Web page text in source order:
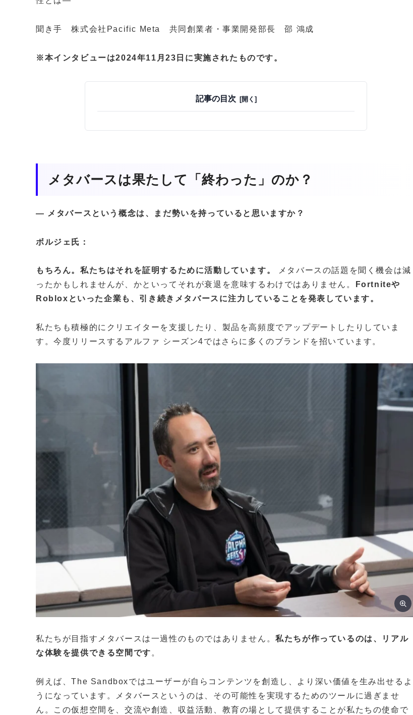
聞き手 株式会社Pacific Meta 共同創業者・事業開発部長 邵 鴻成
※本インタビューは2024年11月23日に実施されたものです。
記事の目次
メタバースは果たして「終わった」のか？
— メタバースという概念は、まだ勢いを持っていると思いますか？
ボルジェ氏：
もちろん。私たちはそれを証明するために活動しています。
メタバースの話題を聞く機会は減
ったかもしれませんが、かといってそれが衰退を意味するわけではありません。
Fortniteや
Robloxといった企業も、引き続きメタバースに注力していることを発表しています。
私たちも積極的にクリエイターを支援したり、製品を高頻度でアップデートしたりしていま
す。今度リリースするアルファ シーズン4ではさらに多くのブランドを招いています。
私たちが目指すメタバースは一過性のものではありません。私たちが作っているのは、リアル
な体験を提供できる空間です 。
例えば、The Sandboxではユーザーが自らコンテンツを創造し、より深い価値を生み出せるよ
うになっています。メタバースというのは、その可能性を実現するためのツールに過ぎませ
ん。この仮想空間を、交流や創造、収益活動、教育の場として提供することが私たちの使命で